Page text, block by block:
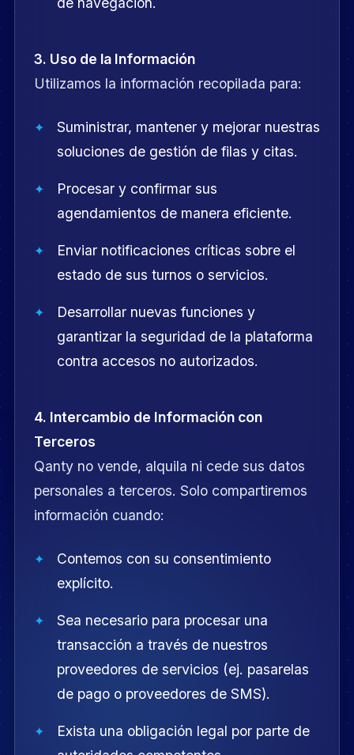
3. Uso de la Información
Utilizamos la información recopilada para:
Suministrar, mantener y mejorar nuestras
soluciones de gestión de filas y citas.
Procesar y confirmar sus
agendamientos de manera eficiente.
Enviar notificaciones críticas sobre el
estado de sus turnos o servicios.
Desarrollar nuevas funciones y
garantizar la seguridad de la plataforma
contra accesos no autorizados.
4. Intercambio de Información con
Terceros
Qanty no vende, alquila ni cede sus datos
personales a terceros. Solo compartiremos
información cuando:
Contemos con su consentimiento
explícito.
Sea necesario para procesar una
transacción a través de nuestros
proveedores de servicios (ej. pasarelas
de pago o proveedores de SMS).
Exista una obligación legal por parte de